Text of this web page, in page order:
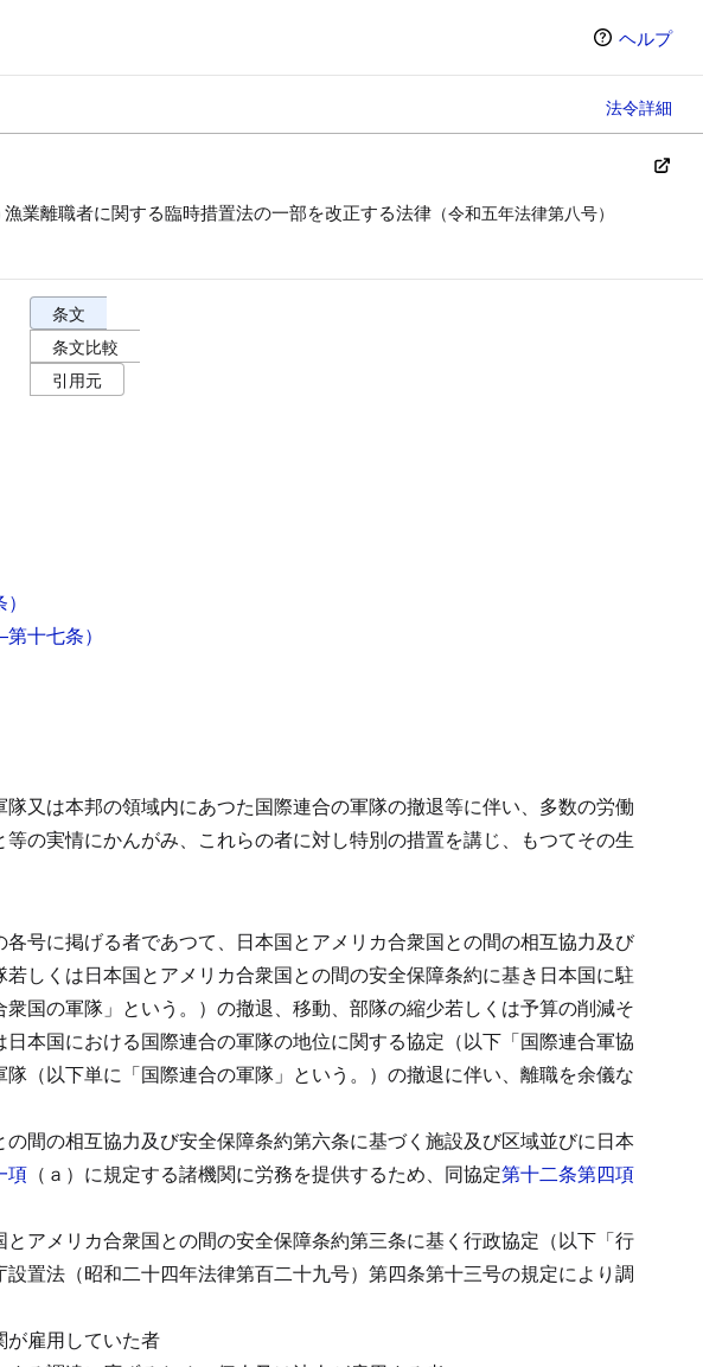
ヘルプ
法令詳細
業離職者に関する臨時措置法の一部を改正する法律 （令和五年法律第八号）
条文表示オプション（選択すると条文の表示方法が変わります）
条文
条文比較
引用元
十七条）
又は本邦の領域内にあつた国際連合の軍隊の撤退等に伴い、多数の労働
の実情にかんがみ、これらの者に対し特別の措置を講じ、もつてその生
号に掲げる者であつて、日本国とアメリカ合衆国との間の相互協力及び
しくは日本国とアメリカ合衆国との間の安全保障条約に基き日本国に駐
国の軍隊」という。）の撤退、移動、部隊の縮少若しくは予算の削減そ
本国における国際連合の軍隊の地位に関する協定（以下「国際連合軍協
（以下単に「国際連合の軍隊」という。）の撤退に伴い、離職を余儀な
間の相互協力及び安全保障条約第六条に基づく施設及び区域並びに日本
項 （ａ）に規定する諸機関に労務を提供するため、同協定第十二条第四項
アメリカ合衆国との間の安全保障条約第三条に基く行政協定（以下「行
置法（昭和二十四年法律第百二十九号）第四条第十三号の規定により調
が雇用していた者